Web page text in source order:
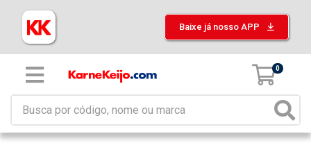
Baixe já nosso APP
0